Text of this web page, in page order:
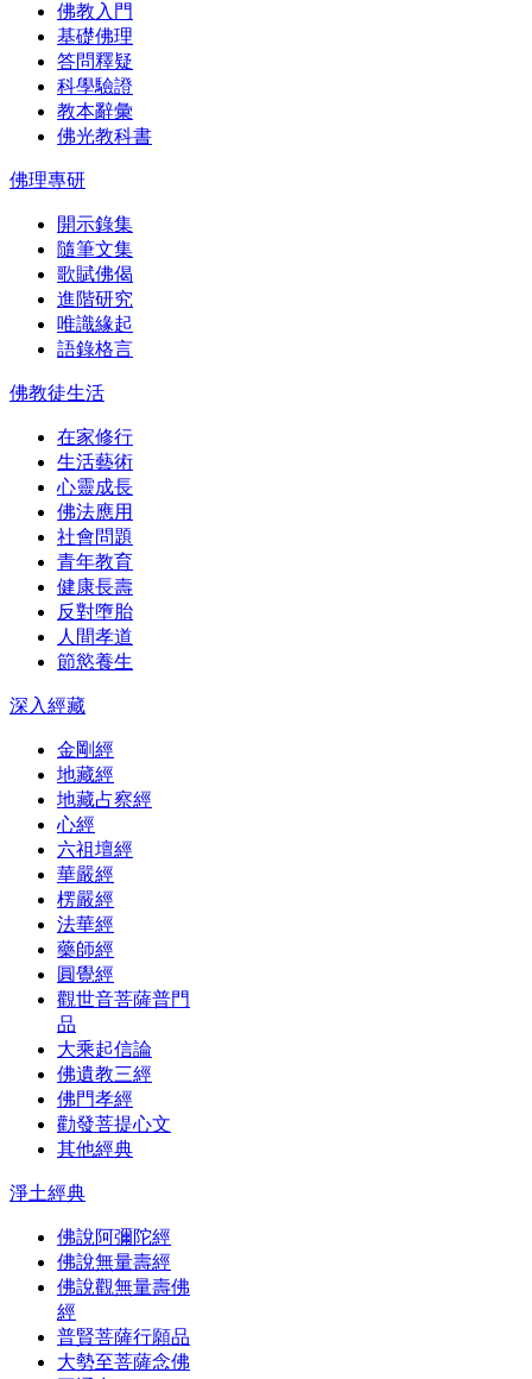
佛教入門
基礎佛理
答問釋疑
科學驗證
教本辭彙
佛光教科書
佛理專研
開示錄集
隨筆文集
歌賦佛偈
進階研究
唯識緣起
語錄格言
佛教徒生活
在家修行
生活藝術
心靈成長
佛法應用
社會問題
青年教育
健康長壽
反對墮胎
人間孝道
節慾養生
深入經藏
金剛經
地藏經
地藏占察經
心經
六祖壇經
華嚴經
楞嚴經
法華經
藥師經
圓覺經
觀世音菩薩普門
品
大乘起信論
佛遺教三經
佛門孝經
勸發菩提心文
其他經典
淨土經典
佛說阿彌陀經
佛說無量壽經
佛說觀無量壽佛
經
普賢菩薩行願品
大勢至菩薩念佛